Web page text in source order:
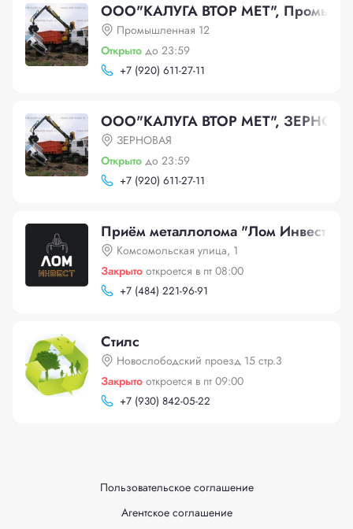
ООО"КАЛУГА ВТОР МЕТ",
Промышленная 12
Открыто до 23:59
+7 (920) 611-27-11
ООО"КАЛУГА ВТОР МЕТ",
ЗЕРНОВАЯ
Открыто до 23:59
+7 (920) 611-27-11
Приём металлолома "Лом Инвест",
Комсомольская улица, 1
Закрыто откроется в пт 08:00
+7 (484) 221-96-91
Стилс
Новослободский проезд 15 стр.3
Закрыто откроется в пт 09:00
+7 (930) 842-05-22
Пользовательское соглашение
Агентское соглашение